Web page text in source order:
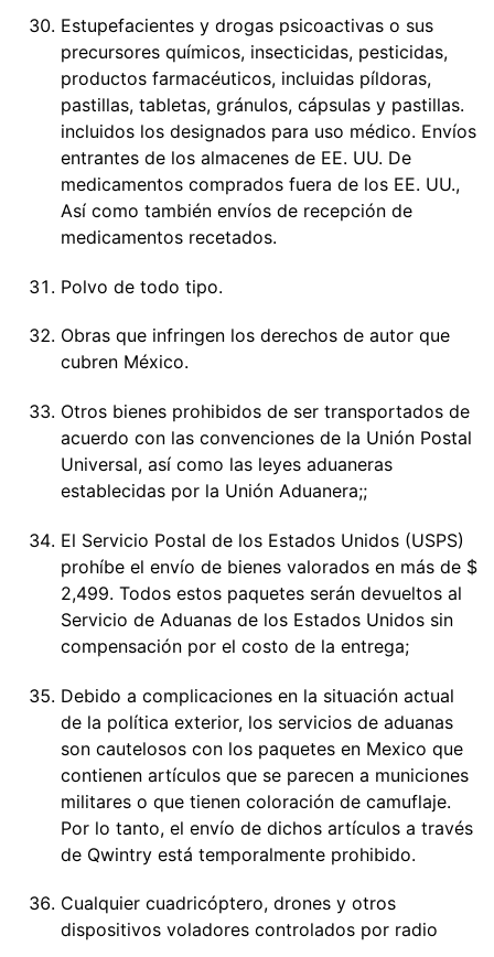
Estupefacientes y drogas psicoactivas o sus
precursores químicos, insecticidas, pesticidas,
productos farmacéuticos, incluidas píldoras,
pastillas, tabletas, gránulos, cápsulas y pastillas.
incluidos los designados para uso médico. Envíos
entrantes de los almacenes de EE. UU. De
medicamentos comprados fuera de los EE. UU.,
Así como también envíos de recepción de
medicamentos recetados.
Polvo de todo tipo.
Obras que infringen los derechos de autor que
cubren México.
Otros bienes prohibidos de ser transportados de
acuerdo con las convenciones de la Unión Postal
Universal, así como las leyes aduaneras
establecidas por la Unión Aduanera;;
El Servicio Postal de los Estados Unidos (USPS)
prohíbe el envío de bienes valorados en más de $
2,499. Todos estos paquetes serán devueltos al
Servicio de Aduanas de los Estados Unidos sin
compensación por el costo de la entrega;
Debido a complicaciones en la situación actual
de la política exterior, los servicios de aduanas
son cautelosos con los paquetes en Mexico que
contienen artículos que se parecen a municiones
militares o que tienen coloración de camuflaje.
Por lo tanto, el envío de dichos artículos a través
de Qwintry está temporalmente prohibido.
Cualquier cuadricóptero, drones y otros
dispositivos voladores controlados por radio